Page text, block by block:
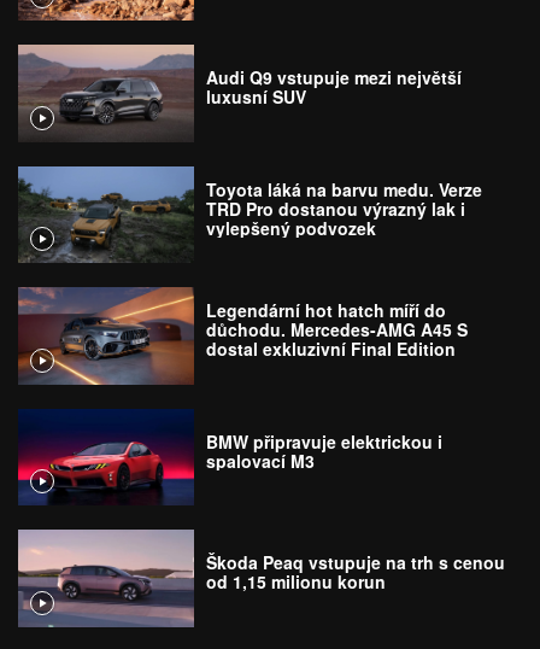
Audi Q9 vstupuje mezi největší
luxusní SUV
Toyota láká na barvu medu. Verze
TRD Pro dostanou výrazný lak i
vylepšený podvozek
Legendární hot hatch míří do
důchodu. Mercedes-AMG A45 S
dostal exkluzivní Final Edition
BMW připravuje elektrickou i
spalovací M3
Škoda Peaq vstupuje na trh s cenou
od 1,15 milionu korun